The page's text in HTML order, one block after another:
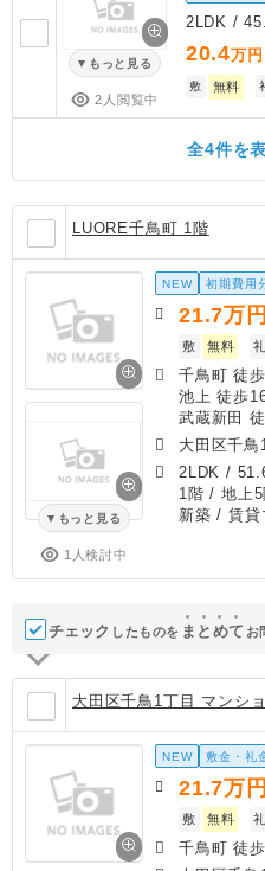
もっと見る
2人閲覧中
2LDK /
20.4万円
敷 無料
全4件を
LUORE千鳥町 1階
もっと見る
1人検討中
NEW 初期費用
21.7万円
敷
無料 礼
千鳥町 徒歩
池上 徒歩
武蔵新田
大田区千
2LDK /
1階 / 地上5
新築 / 賃貸
チェック したものを ま と めて お
大田区千鳥1丁目 マンシ
NEW 敷金・礼
21.7万円
敷
無料 礼
千鳥町 徒歩